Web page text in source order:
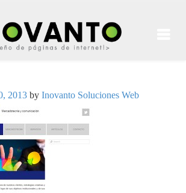
2013 by Inovanto Soluciones Web